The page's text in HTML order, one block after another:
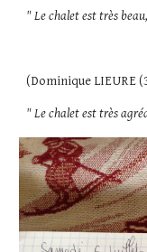
" Le chalet est très
(Dominique LIEURE
" Le chalet est très